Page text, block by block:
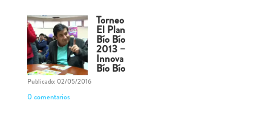
Torneo
El Plan
Bío Bío
2013 –
Innova
Bío Bío
Publicado: 02/05/2016
0 comentarios